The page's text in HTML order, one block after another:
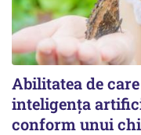
Abilitatea de
inteligența
conform unui